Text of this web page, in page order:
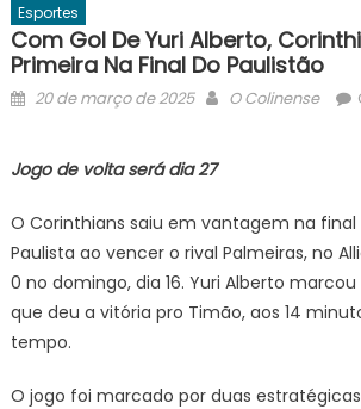
Esportes
Com Gol De Yuri Alberto,
Primeira Na Final Do Paulistão
Posted
20 de março de 2025 Author
O Colinense
Jogo de volta será dia 27
O Corinthians saiu em vantagem na
Paulista ao vencer o rival Palmeiras, no
0 no domingo, dia 16. Yuri Alberto
que deu a vitória pro Timão, aos 14
tempo.
O jogo foi marcado por duas